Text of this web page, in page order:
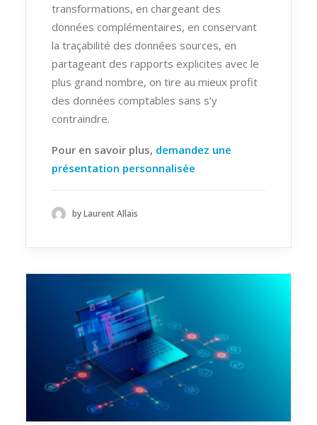
transformations, en chargeant des
données complémentaires, en conservant
la traçabilité des données sources, en
partageant des rapports explicites avec le
plus grand nombre, on tire au mieux profit
des données comptables sans s’y
contraindre.
Pour en savoir plus, demandez une
présentation personnalisée
by Laurent Allais